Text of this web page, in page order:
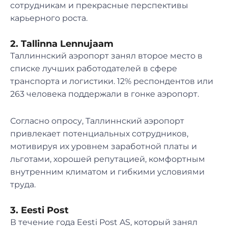
сотрудникам и прекрасные перспективы
карьерного роста.
2. Tallinna Lennujaam
Таллиннский аэропорт занял второе место в
списке лучших работодателей в сфере
транспорта и логистики. 12% респондентов или
263 человека поддержали в гонке аэропорт.
Согласно опросу, Таллиннский аэропорт
привлекает потенциальных сотрудников,
мотивируя их уровнем заработной платы и
льготами, хорошей репутацией, комфортным
внутренним климатом и гибкими условиями
труда.
3. Eesti Post
В течение года Eesti Post AS, который занял